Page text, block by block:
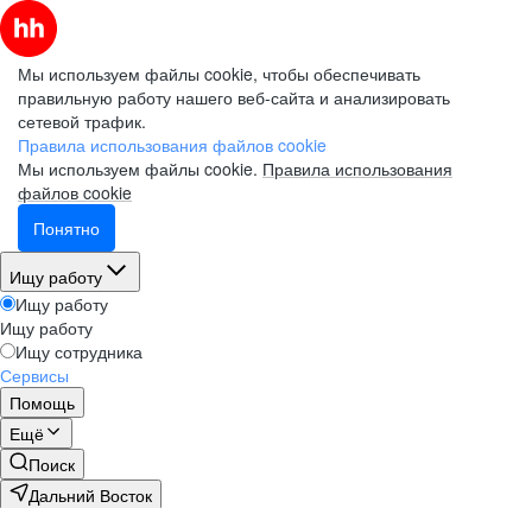
Мы используем файлы cookie, чтобы обеспечивать
правильную работу нашего веб-сайта и анализировать
сетевой трафик.
Правила использования файлов cookie
Мы используем файлы cookie. Правила использования
файлов cookie
Понятно
Ищу работу
Ищу работу
Ищу работу
Ищу сотрудника
Сервисы
Помощь
Ещё
Поиск
Дальний Восток